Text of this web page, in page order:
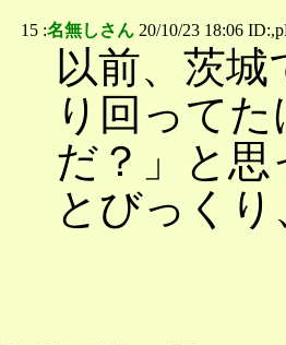
15 :名無しさん 20/10/23 18:06
以前、茨
り回って
だ？」と
とびっく